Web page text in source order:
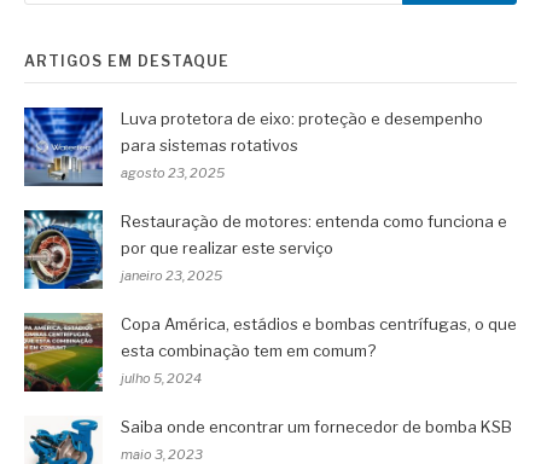
ARTIGOS EM DESTAQUE
Luva protetora de eixo: proteção e desempenho
para sistemas rotativos
agosto 23, 2025
Restauração de motores: entenda como funciona e
por que realizar este serviço
janeiro 23, 2025
Copa América, estádios e bombas centrífugas, o que
esta combinação tem em comum?
julho 5, 2024
Saiba onde encontrar um fornecedor de bomba KSB
maio 3, 2023